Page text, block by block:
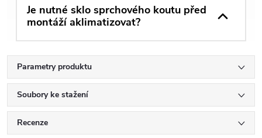
Je nutné sklo sprchového koutu před
montáží aklimatizovat?
Parametry produktu
Soubory ke stažení
Recenze